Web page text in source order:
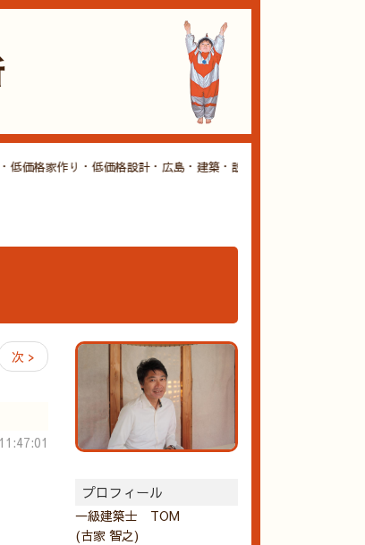
価格家作り・低価格設計・広島・建築・設計・ローコスト
次 >
プロフィール
一級建築士 TOM
(古家 智之)